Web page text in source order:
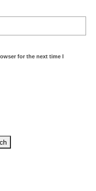
for the next time I